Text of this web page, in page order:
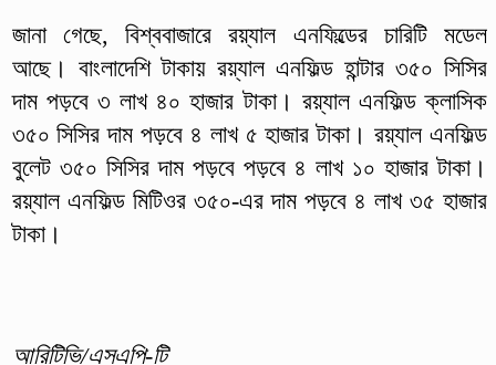
জানা গেছে, বিশ্ববাজারে রয়্যাল এনফিল্ডের চারিটি মডেল
আছে। বাংলাদেশি টাকায় রয়্যাল এনফিল্ড হান্টার ৩৫০ সিসির
দাম পড়বে ৩ লাখ ৪০ হাজার টাকা। রয়্যাল এনফিল্ড ক্লাসিক
৩৫০ সিসির দাম পড়বে ৪ লাখ ৫ হাজার টাকা। রয়্যাল এনফিল্ড
বুলেট ৩৫০ সিসির দাম পড়বে পড়বে ৪ লাখ ১০ হাজার টাকা।
রয়্যাল এনফিল্ড মিটিওর ৩৫০-এর দাম পড়বে ৪ লাখ ৩৫ হাজার
টাকা।
আরিটিভি/এসএপি-টি